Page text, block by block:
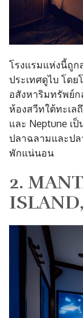
โรงแรมแห่งนี้ถูก
ประเทศดูไบ โด
อสังหาริมทรัพย์
ห้องสวีทใต้ทะเล
และ Neptune เ
ปลาฉลามและป
พักแน่นอน
2.